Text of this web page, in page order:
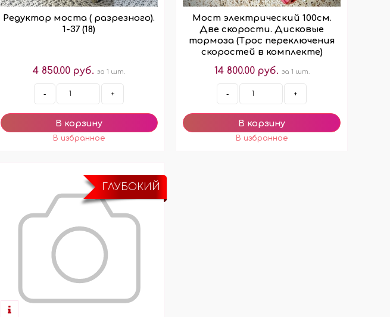
Редуктор моста ( разрезного).
1-37 (18)
4 850.00 руб. за 1 шт.
- +
Мост электрический 100см.
Две скорости. Дисковые
тормоза (Трос переключения
скоростей в комплекте)
14 800.00 руб. за 1 шт.
- +
ГЛУБОКИЙ